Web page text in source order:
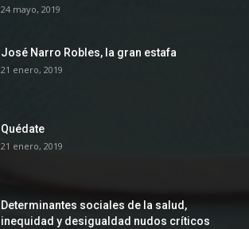
24 mayo, 2019
José Narro Robles, la gran estafa
21 enero, 2019
Quédate
21 enero, 2019
Determinantes sociales de la salud,
inequidad y desigualdad nudos críticos